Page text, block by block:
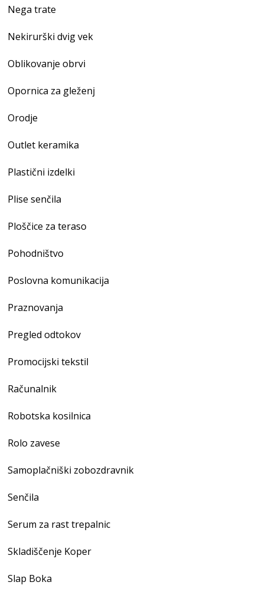
Nega trate
Nekirurški dvig vek
Oblikovanje obrvi
Opornica za gleženj
Orodje
Outlet keramika
Plastični izdelki
Plise senčila
Ploščice za teraso
Pohodništvo
Poslovna komunikacija
Praznovanja
Pregled odtokov
Promocijski tekstil
Računalnik
Robotska kosilnica
Rolo zavese
Samoplačniški zobozdravnik
Senčila
Serum za rast trepalnic
Skladiščenje Koper
Slap Boka